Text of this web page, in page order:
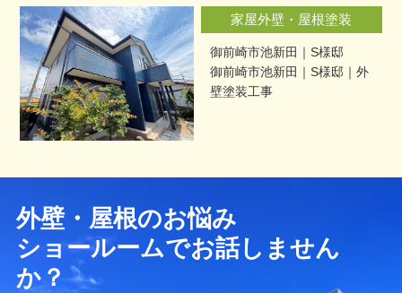
家屋外壁・屋根塗装
御前崎市池新田｜S様邸
御前崎市池新田｜S様邸｜外
壁塗装工事
外壁・屋根のお悩み
ショールームでお話しません
か？